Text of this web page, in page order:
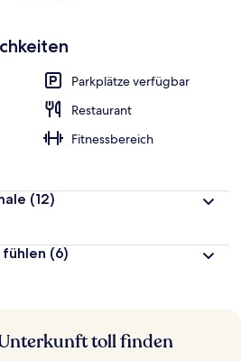
Parkplätze verfügbar
Restaurant
Fitnessbereich
(12)
fühlen (6)
toll finden